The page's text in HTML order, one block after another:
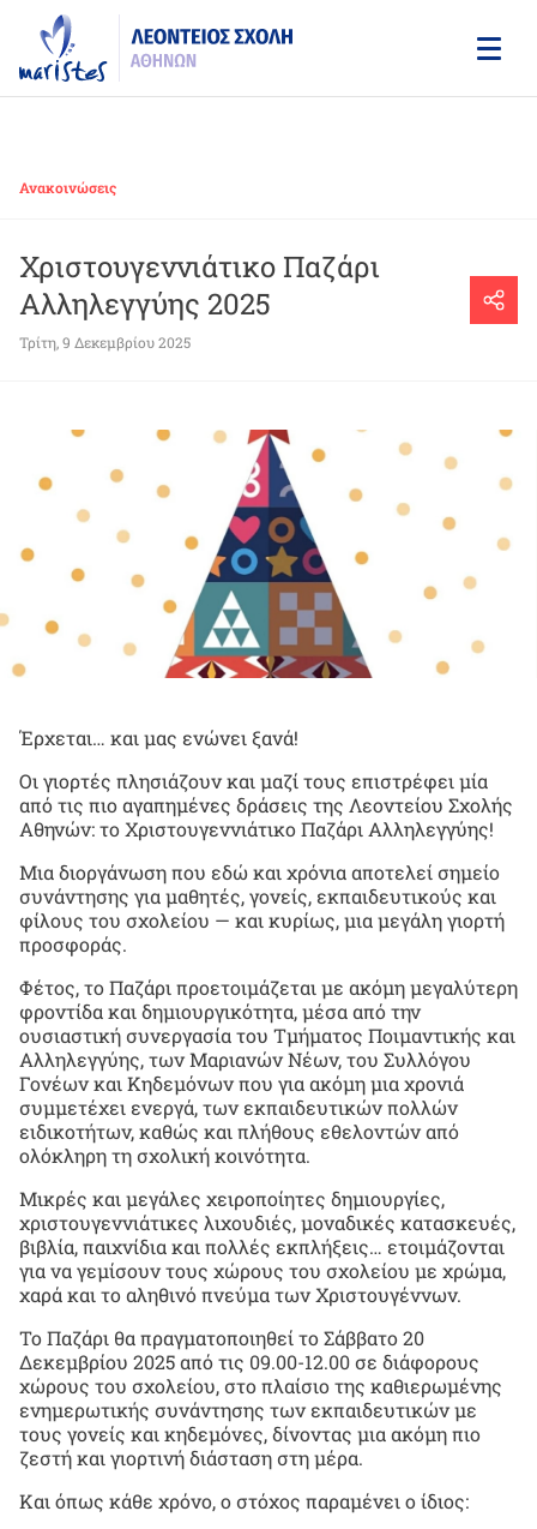
main
content
Ανακοινώσεις
Χριστουγεννιάτικο Παζάρι
Αλληλεγγύης 2025
Τρίτη, 9 Δεκεμβρίου 2025
Έρχεται… και μας ενώνει ξανά!
Οι γιορτές πλησιάζουν και μαζί τους επιστρέφει μία
από τις πιο αγαπημένες δράσεις της Λεοντείου Σχολής
Αθηνών: το Χριστουγεννιάτικο Παζάρι Αλληλεγγύης!
Μια διοργάνωση που εδώ και χρόνια αποτελεί σημείο
συνάντησης για μαθητές, γονείς, εκπαιδευτικούς και
φίλους του σχολείου — και κυρίως, μια μεγάλη γιορτή
προσφοράς.
Φέτος, το Παζάρι προετοιμάζεται με ακόμη μεγαλύτερη
φροντίδα και δημιουργικότητα, μέσα από την
ουσιαστική συνεργασία του Τμήματος Ποιμαντικής και
Αλληλεγγύης, των Μαριανών Νέων, του Συλλόγου
Γονέων και Κηδεμόνων που για ακόμη μια χρονιά
συμμετέχει ενεργά, των εκπαιδευτικών πολλών
ειδικοτήτων, καθώς και πλήθους εθελοντών από
ολόκληρη τη σχολική κοινότητα.
Μικρές και μεγάλες χειροποίητες δημιουργίες,
χριστουγεννιάτικες λιχουδιές, μοναδικές κατασκευές,
βιβλία, παιχνίδια και πολλές εκπλήξεις… ετοιμάζονται
για να γεμίσουν τους χώρους του σχολείου με χρώμα,
χαρά και το αληθινό πνεύμα των Χριστουγέννων.
Το Παζάρι θα πραγματοποιηθεί το Σάββατο 20
Δεκεμβρίου 2025 από τις 09.00-12.00 σε διάφορους
χώρους του σχολείου, στο πλαίσιο της καθιερωμένης
ενημερωτικής συνάντησης των εκπαιδευτικών με
τους γονείς και κηδεμόνες, δίνοντας μια ακόμη πιο
ζεστή και γιορτινή διάσταση στη μέρα.
Και όπως κάθε χρόνο, ο στόχος παραμένει ο ίδιος: